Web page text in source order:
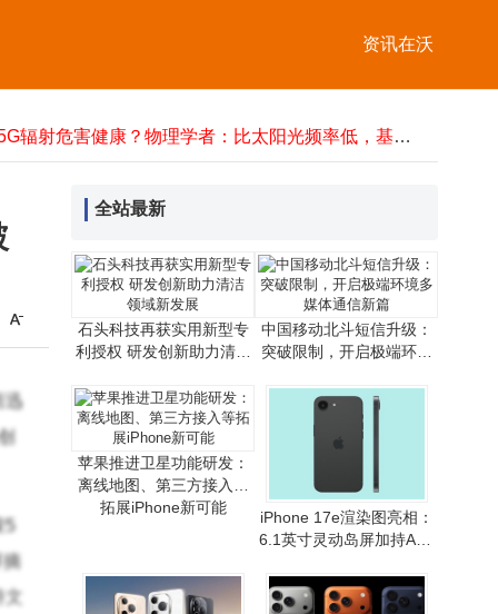
资讯在沃
未来十年科技新图景：智能硬件跃迁、AI赋能与网络无感化变革
水库增殖放流站物联网升级：实时监测，远程管控，开启智慧渔业新模式
高光谱探测器助力宽带叠层扫描成像 开启3D高光谱成像新篇
中国电信携手多方完成2万公里中轨NTN在轨试验 速率达140Mbps
爱立信完成上行L4S技术测试，为5G时延敏感业务提供网络支撑
迅
5
全站最新
石头科技再获实用新型专
利授权 研发创新助力清洁
中国移动北斗短信升级：
突破限制，开启极端环境
苹果推进卫星功能研发：
离线地图、第三方接入等
拓展iPhone新可能
iPhone 17e渲染图亮相：
6.1英寸灵动岛屏加持A19